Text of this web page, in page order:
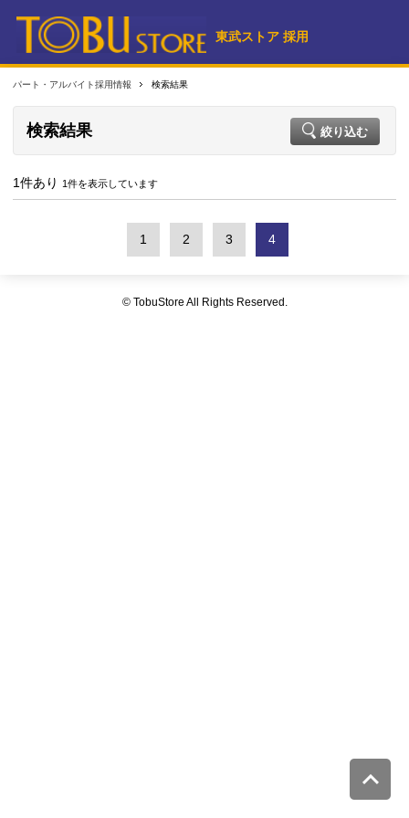
東武ストア 採用
パート・アルバイト採用情報 検索結果
検索結果 絞り込む
1件あり 1件を表示しています
1 2 3 4
© TobuStore All Rights Reserved.